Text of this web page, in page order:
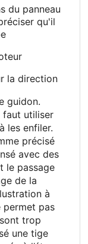
du panneau
qu'il
la direction
guidon.
faut utiliser
les enfiler.
précisé
avec des
le passage
de la
à
permet pas
trop
une tige